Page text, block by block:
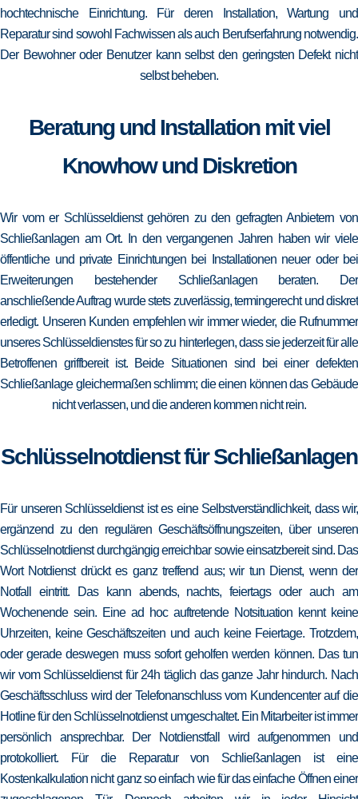
hochtechnische Einrichtung. Für deren Installation, Wartung und
Reparatur sind sowohl Fachwissen als auch Berufserfahrung notwendig.
Der Bewohner oder Benutzer kann selbst den geringsten Defekt nicht
selbst beheben.
Beratung und Installation mit viel
Knowhow und Diskretion
Wir vom er Schlüsseldienst gehören zu den gefragten Anbietern von
Schließanlagen am Ort. In den vergangenen Jahren haben wir viele
öffentliche und private Einrichtungen bei Installationen neuer oder bei
Erweiterungen bestehender Schließanlagen beraten. Der
anschließende Auftrag wurde stets zuverlässig, termingerecht und diskret
erledigt. Unseren Kunden empfehlen wir immer wieder, die Rufnummer
unseres Schlüsseldienstes für so zu hinterlegen, dass sie jederzeit für alle
Betroffenen griffbereit ist. Beide Situationen sind bei einer defekten
Schließanlage gleichermaßen schlimm; die einen können das Gebäude
nicht verlassen, und die anderen kommen nicht rein.
Schlüsselnotdienst für Schließanlagen
Für unseren Schlüsseldienst ist es eine Selbstverständlichkeit, dass wir,
ergänzend zu den regulären Geschäftsöffnungszeiten, über unseren
Schlüsselnotdienst durchgängig erreichbar sowie einsatzbereit sind. Das
Wort Notdienst drückt es ganz treffend aus; wir tun Dienst, wenn der
Notfall eintritt. Das kann abends, nachts, feiertags oder auch am
Wochenende sein. Eine ad hoc auftretende Notsituation kennt keine
Uhrzeiten, keine Geschäftszeiten und auch keine Feiertage. Trotzdem,
oder gerade deswegen muss sofort geholfen werden können. Das tun
wir vom Schlüsseldienst für 24h täglich das ganze Jahr hindurch. Nach
Geschäftsschluss wird der Telefonanschluss vom Kundencenter auf die
Hotline für den Schlüsselnotdienst umgeschaltet. Ein Mitarbeiter ist immer
persönlich ansprechbar. Der Notdienstfall wird aufgenommen und
protokolliert. Für die Reparatur von Schließanlagen ist eine
Kostenkalkulation nicht ganz so einfach wie für das einfache Öffnen einer